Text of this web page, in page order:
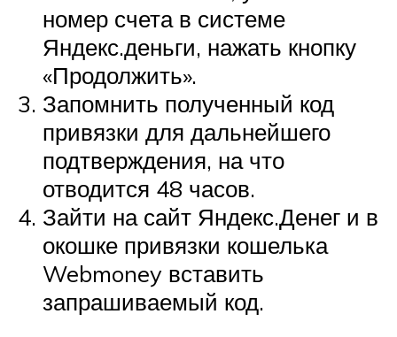
номер счета в системе
Яндекс.деньги, нажать кнопку
«Продолжить».
Запомнить полученный код
привязки для дальнейшего
подтверждения, на что
отводится 48 часов.
Зайти на сайт Яндекс.Денег и в
окошке привязки кошелька
Webmoney вставить
запрашиваемый код.